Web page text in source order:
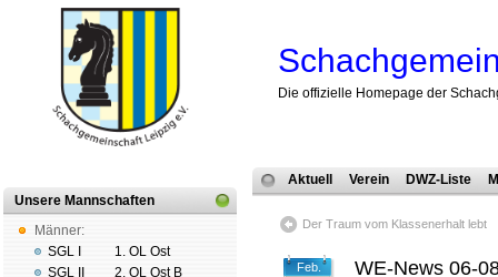
Die offizielle Homepage der
Unsere Mannschaften
Männer:
SGL I
SGL II
1. OL Ost
2. OL Ost B
Aktuell Verein DWZ-Liste
Der Traum vom Klassenerhalt lebt
Feb. WE-News 06-